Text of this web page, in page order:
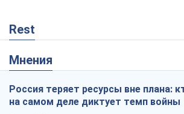
Rest
Мнения
Россия теряет ресурсы вне плана:
на самом деле диктует темп войны